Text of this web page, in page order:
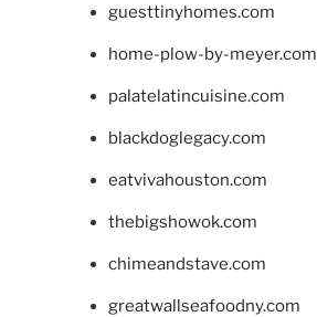
guesttinyhomes.com
home-plow-by-meyer.com
palatelatincuisine.com
blackdoglegacy.com
eatvivahouston.com
thebigshowok.com
chimeandstave.com
greatwallseafoodny.com